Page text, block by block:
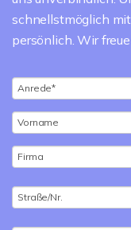
schnellstmöglich
persönlich. Wir